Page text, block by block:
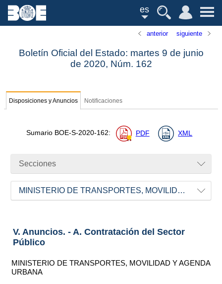
es
anterior siguiente
Boletín Oficial del Estado: martes 9 de junio
de 2020, Núm. 162
Disposiciones y Anuncios Notificaciones
Sumario BOE-S-2020-162: PDF XML
Secciones
MINISTERIO DE TRANSPORTES, MOVILIDAD Y AGENDA URBANA
V. Anuncios. - A. Contratación del Sector
Público
MINISTERIO DE TRANSPORTES, MOVILIDAD Y AGENDA
URBANA